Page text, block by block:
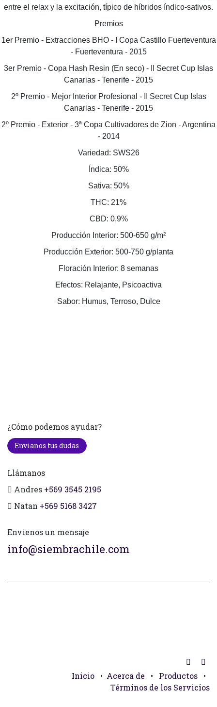
entre el relax y la excitación, típico de híbridos índico-sativos.
Premios
1er Premio - Extracciones BHO - I Copa Castillo Fuerteventura
- Fuerteventura - 2015
3er Premio - Copa Hash Resin (En seco) - II Secret Cup Islas
Canarias - Tenerife - 2015
2º Premio - Mejor Interior Profesional - II Secret Cup Islas
Canarias - Tenerife - 2015
2º Premio - Exterior - 3ª Copa Cultivadores de Zion - Argentina
- 2014
Variedad: SWS26
Índica: 50%
Sativa: 50%
THC: 21%
CBD: 0,9%
Producción Interior: 500-650 g/m²
Producción Exterior: 500-750 g/planta
Floración Interior: 8 semanas
Efectos: Relajante, Psicoactiva
Sabor: Humus, Terroso, Dulce
¿Cómo podemos ayudar?
Envianos tus dudas
Llámanos
Andres +569 3545 2195
Natan +569 5168 3427
Envíenos un mensaje
info@siembrachile.com
Inicio • Acerca de • Productos
•
Términos de los Servicios